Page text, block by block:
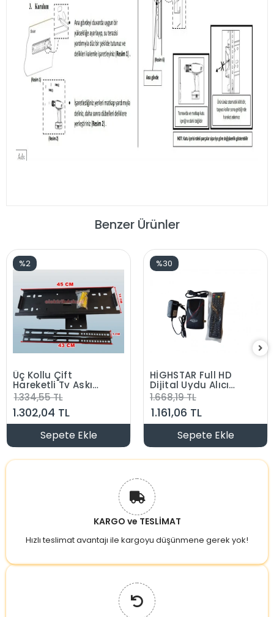
Benzer Ürünler
%2
Üç Kollu Çift
Hareketli Tv Askı
Aparatı 32"-55"
(81cm-140cm)
45lik
1.334,55 TL
1.302,04 TL
Sepete Ekle
%30
HİGHSTAR Full HD
Dijital Uydu Alıcı
Dahili Wifi
Bluetooth
Kumanda
1.668,19 TL
1.161,06 TL
Sepete Ekle
KARGO ve TESLİMAT
Hızlı teslimat avantajı ile kargoyu düşünmene gerek yok!